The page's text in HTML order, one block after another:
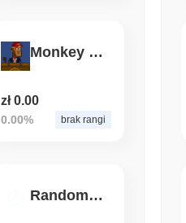
Monkey Toshi Coin
zł 0.00
0.00% brak rangi
RandomDEX